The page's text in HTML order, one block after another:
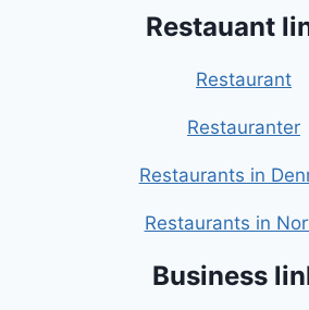
Restauant
Restaurant
Restauranter
Restaurants in
Restaurants in
Business